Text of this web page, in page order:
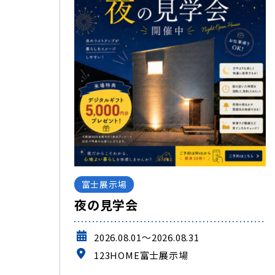
富士展示場
夜の見学会
2026.08.01～2026.08.31
123HOME富士展示場